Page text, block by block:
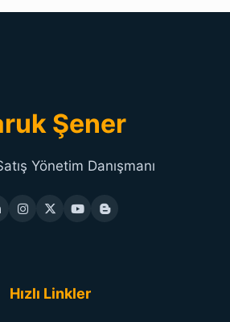
Şener
Yönetim Danışmanı
Hızlı Linkler